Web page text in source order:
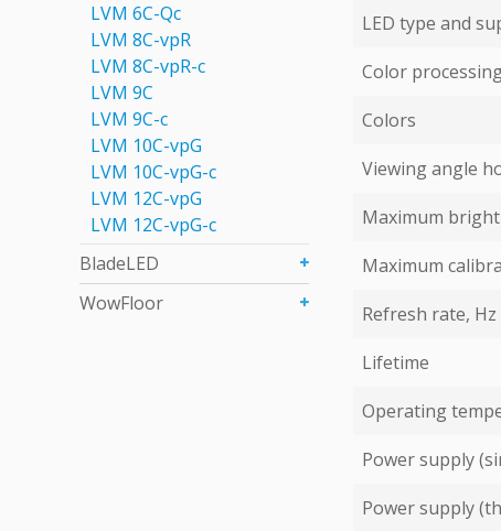
LED type and
Color
Colors
Viewing angle
Maximum
Maximum
Refresh rate, Hz
Lifetime
Operating
Power supply
Power supply
LVM 6С-Qc
LVM 8C-vpR
LVM 8C-vpR-с
LVM 9C
LVM 9С-c
LVM 10C-vpG
LVM 10C-vpG-с
LVM 12C-vpG
LVM 12C-vpG-с
BladeLED
WowFloor